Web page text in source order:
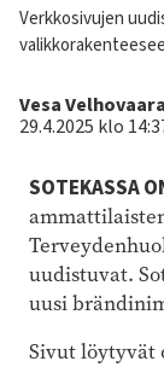
Kuvateksti
Verkkosivujen
Kirjoittaja
Vesa Velhovaara
29.4.2025 klo
SOTEKASSA
uudistuvat.
uusi
Sivut löytyvät